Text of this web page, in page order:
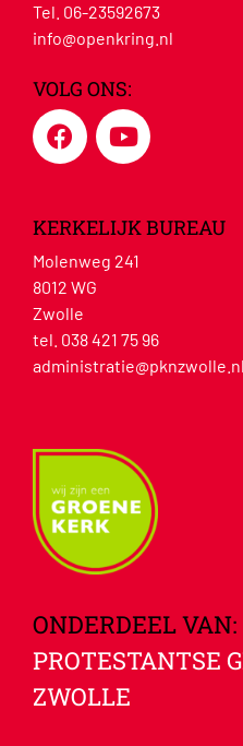
Tel. 06-23592673
info@openkring.nl
VOLG ONS:
KERKELIJK BUREAU
Molenweg 241
8012 WG
Zwolle
tel. 038 421 75 96
administratie@pknzwolle.nl
ONDERDEEL VAN:
PROTESTANTSE
ZWOLLE